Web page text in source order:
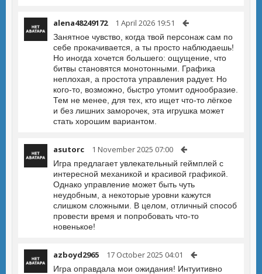
alena48249172 1 April 2026 19:51
Занятное чувство, когда твой персонаж сам по
себе прокачивается, а ты просто наблюдаешь!
Но иногда хочется большего: ощущение, что
битвы становятся монотонными. Графика
неплохая, а простота управления радует. Но
кого-то, возможно, быстро утомит однообразие.
Тем не менее, для тех, кто ищет что-то лёгкое
и без лишних заморочек, эта игрушка может
стать хорошим вариантом.
asutorc 1 November 2025 07:00
Игра предлагает увлекательный геймплей с
интересной механикой и красивой графикой.
Однако управление может быть чуть
неудобным, а некоторые уровни кажутся
слишком сложными. В целом, отличный способ
провести время и попробовать что-то
новенькое!
azboyd2965 17 October 2025 04:01
Игра оправдала мои ожидания! Интуитивно